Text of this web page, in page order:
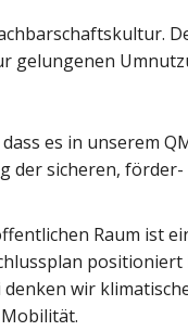
gelungenen
es in unserem
der sicheren,
Raum ist
positioniert
wir